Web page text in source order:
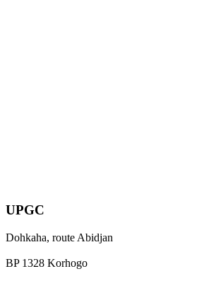
UPGC
Dohkaha, route Abidjan
BP 1328 Korhogo